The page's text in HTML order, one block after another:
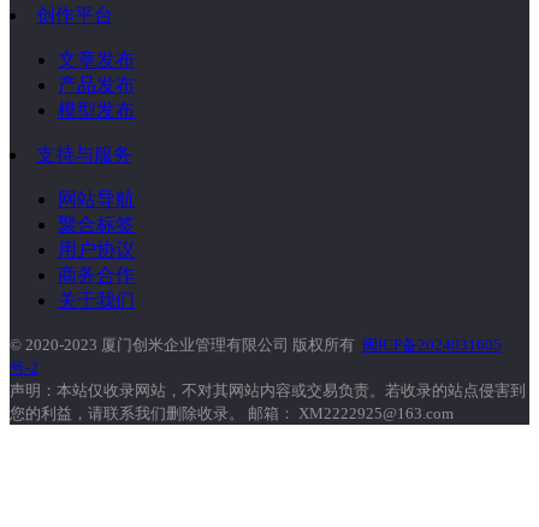
创作平台
文章发布
产品发布
模型发布
支持与服务
网站导航
聚合标签
用户协议
商务合作
关于我们
© 2020-2023 厦门创米企业管理有限公司 版权所有 闽ICP备2024031605
号-2
声明：本站仅收录网站，不对其网站内容或交易负责。若收录的站点侵害到
您的利益，请联系我们删除收录。 邮箱： XM2222925@163.com